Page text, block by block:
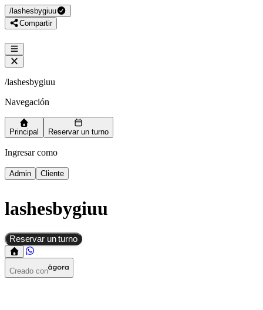
/ lashesbygiuu
Compartir
/lashesbygiuu
Navegación
Principal Reservar un turno
Ingresar como
Admin Cliente
lashesbygiuu
Reservar un turno
Creado con